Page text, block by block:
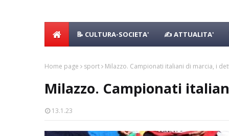
📝 CULTURA-SOCIETA' ✍ ATTUALITA'
Home page sport Milazzo. Campionati italiani di marcia, i
Milazzo. Campionati
13.1.23